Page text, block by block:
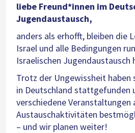
liebe Freund*innen im
Jugendaustausch,
anders als erhofft, bleiben die
Israel und alle Bedingungen
Israelischen Jugendaustausch
Trotz der Ungewissheit haben
in Deutschland stattgefunden
verschiedene Veranstaltungen
Austauschaktivitäten
– und wir planen weiter!